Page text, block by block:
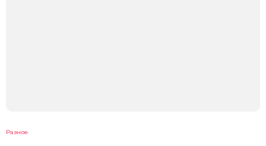
Разное